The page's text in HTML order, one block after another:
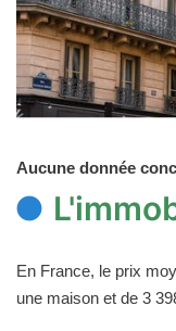
Aucune donnée
En France, le prix
une maison et de 3